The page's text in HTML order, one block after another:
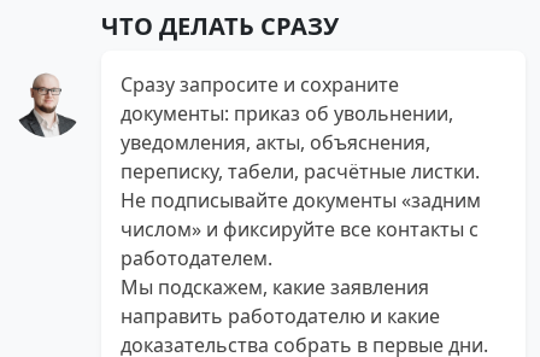
ЧТО ДЕЛАТЬ СРАЗУ
Сразу запросите и сохраните
документы: приказ об увольнении,
уведомления, акты, объяснения,
переписку, табели, расчётные листки.
Не подписывайте документы «задним
числом» и фиксируйте все контакты с
работодателем.
Мы подскажем, какие заявления
направить работодателю и какие
доказательства собрать в первые дни.